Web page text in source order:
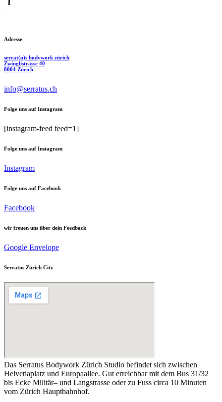
Adresse
serrat(u)s bodywork zürich
Zwinglistrasse 40
8004 Zürich
info@serratus.ch
Folge uns auf Instagram
[instagram-feed feed=1]
Folge uns auf Instagram
Instagram
Folge uns auf Facebook
Facebook
wir freuen uns über dein Feedback
Google Envelope
Serratus Zürich City
Das Serratus Bodywork Zürich Studio befindet sich zwischen
Helvetiaplatz und Europaallee. Gut erreichbar mit dem Bus 31/32
bis Ecke Militär– und Langstrasse oder zu Fuss circa 10 Minuten
vom Zürich Hauptbahnhof.